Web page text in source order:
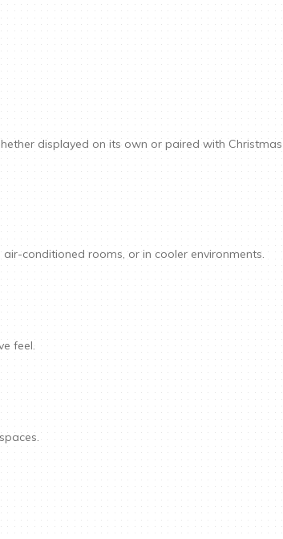
displayed on its own or paired with Christmas
conditioned rooms, or in cooler environments.
feel.